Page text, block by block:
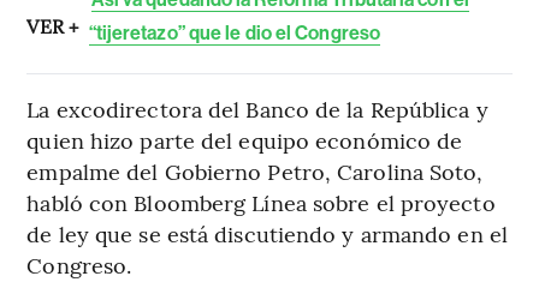
VER + “tijeretazo” que le dio el Congreso
La excodirectora del Banco de la República y
quien hizo parte del equipo económico de
empalme del Gobierno Petro, Carolina Soto,
habló con Bloomberg Línea sobre el proyecto
de ley que se está discutiendo y armando en el
Congreso.